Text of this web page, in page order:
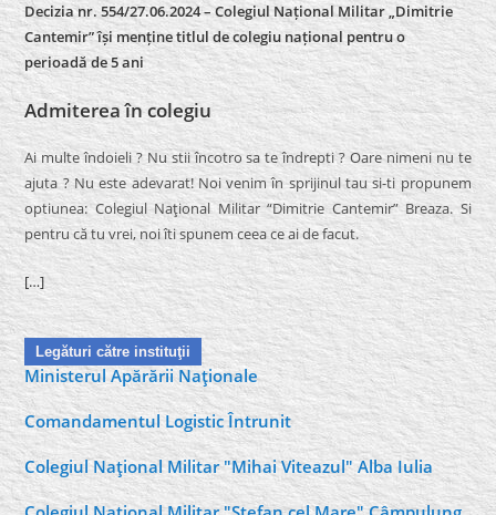
Decizia nr. 554/27.06.2024 – Colegiul Național Militar „Dimitrie
Cantemir” își menține titlul de colegiu național pentru o
perioadă de 5 ani
Admiterea în colegiu
Ai multe îndoieli ? Nu stii încotro sa te îndrepti ? Oare nimeni nu te
ajuta ? Nu este adevarat! Noi venim în sprijinul tau si-ti propunem
optiunea: Colegiul Naţional Militar “Dimitrie Cantemir” Breaza. Si
pentru că tu vrei, noi îti spunem ceea ce ai de facut.
[…]
Legături către instituţii
Ministerul Apărării Naţionale
Comandamentul Logistic Întrunit
Colegiul Naţional Militar "Mihai Viteazul" Alba Iulia